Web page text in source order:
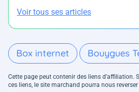
Voir tous ses articles
Box internet Bouygues
Cette page peut contenir des liens d’affiliation.
ces liens, le site marchand pourra nous